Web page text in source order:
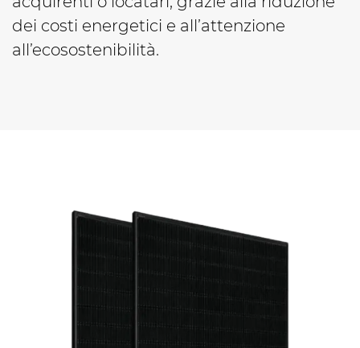
dei costi energetici e all’attenzione
all’ecosostenibilità.